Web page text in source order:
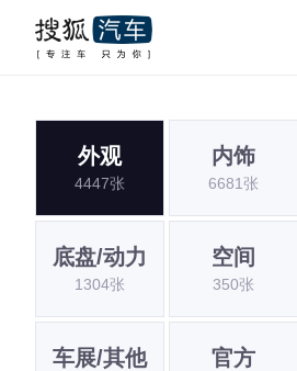
外观
4447张
内饰
6681张
底盘/动力
1304张
空间
350张
车展/其他 官方